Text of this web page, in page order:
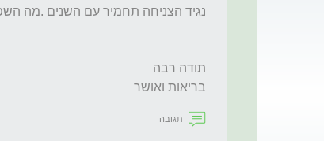
בריאות ואושר
תגובה